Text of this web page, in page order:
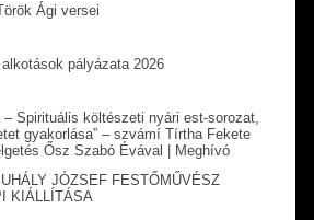
Ági versei
pályázata 2026
– Spirituális költészeti nyári est-sorozat,
gyakorlása” – szvámí Tírtha Fekete
Ősz Szabó Évával | Meghívó
JÓZSEF FESTŐMŰVÉSZ
KIÁLLÍTÁSA